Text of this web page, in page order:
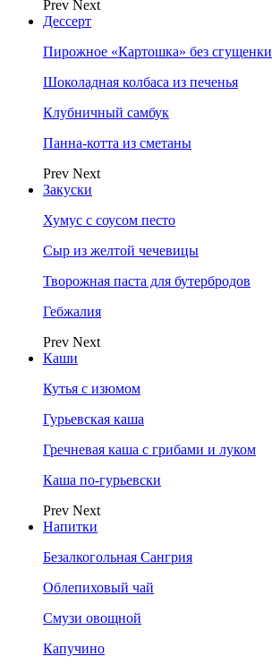
Prev Next
Дессерт
Пирожное «Картошка» без сгущенки
Шоколадная колбаса из печенья
Клубничный самбук
Панна-котта из сметаны
Prev Next
Закуски
Хумус с соусом песто
Сыр из желтой чечевицы
Творожная паста для бутербродов
Гебжалия
Prev Next
Каши
Кутья с изюмом
Гурьевская каша
Гречневая каша с грибами и луком
Каша по-гурьевски
Prev Next
Напитки
Безалкогольная Сангрия
Облепиховый чай
Смузи овощной
Капучино